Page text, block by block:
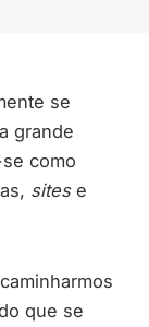
se
grande
como
sitese
que se